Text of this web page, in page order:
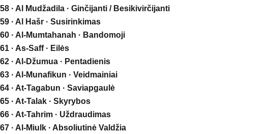
58 · Al Mudžadila · Ginčijanti / Besikivirčijanti
59 · Al Hašr · Susirinkimas
60 · Al-Mumtahanah · Bandomoji
61 · As-Saff · Eilės
62 · Al-Džumua · Pentadienis
63 · Al-Munafikun · Veidmainiai
64 · At-Tagabun · Saviapgaulė
65 · At-Talak · Skyrybos
66 · At-Tahrim · Uždraudimas
67 · Al-Miulk · Absoliutinė Valdžia